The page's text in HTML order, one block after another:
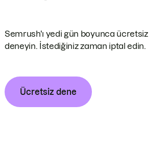
Semrush'ı yedi gün boyunca ücretsiz
deneyin. İstediğiniz zaman iptal edin.
Ücretsiz dene